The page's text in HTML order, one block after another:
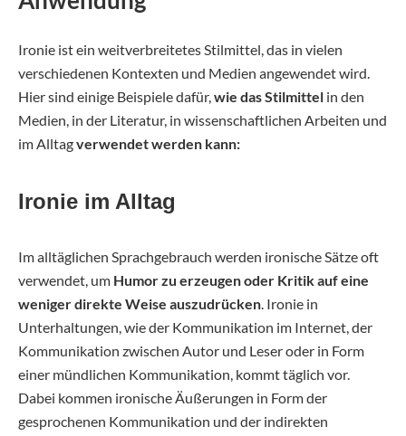
Ironie ist ein weitverbreitetes Stilmittel, das in vielen
verschiedenen Kontexten und Medien angewendet wird.
Hier sind einige Beispiele dafür,wie das Stilmittel in den
Medien, in der Literatur, in wissenschaftlichen Arbeiten und
im Alltagverwendet werden kann:
Ironie im Alltag
Im alltäglichen Sprachgebrauch werden ironische Sätze oft
verwendet, um Humor zu erzeugen oder Kritik auf eine
weniger direkte Weise auszudrücken. Ironie in
Unterhaltungen, wie der Kommunikation im Internet, der
Kommunikation zwischen Autor und Leser oder in Form
einer mündlichen Kommunikation, kommt täglich vor.
Dabei kommen ironische Äußerungen in Form der
gesprochenen Kommunikation und der indirekten